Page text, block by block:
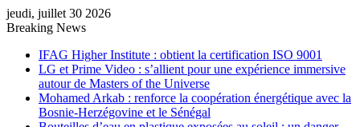
jeudi, juillet 30 2026
Breaking News
IFAG Higher Institute : obtient la certification ISO 9001
LG et Prime Video : s’allient pour une expérience immersive
autour de Masters of the Universe
Mohamed Arkab : renforce la coopération énergétique avec la
Bosnie-Herzégovine et le Sénégal